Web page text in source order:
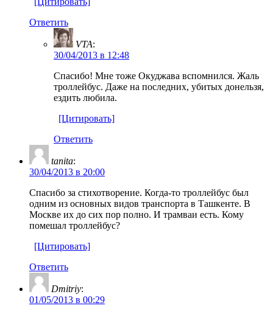
Ответить
VTA:
30/04/2013 в 12:48
Спасибо! Мне тоже Окуджава вспомнился. Жаль
троллейбус. Даже на последних, убитых донельзя,
ездить любила.
[Цитировать]
Ответить
tanita:
30/04/2013 в 20:00
Спасибо за стихотворение. Когда-то троллейбус был
одним из основных видов транспорта в Ташкенте. В
Москве их до сих пор полно. И трамваи есть. Кому
помешал троллейбус?
[Цитировать]
Ответить
Dmitriy:
01/05/2013 в 00:29